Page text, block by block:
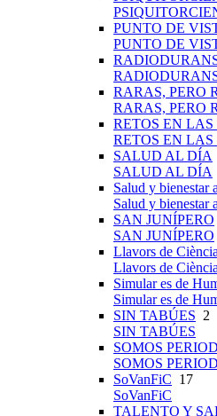
PUNTO DE
PUNTO DE
RARAS, PERO
RARAS, PERO
RETOS EN
RETOS EN
SALUD AL DÍA
SALUD AL DÍA
Salud y bienestar
Salud y bienestar
SAN JUNÍPERO
SAN JUNÍPERO
Llavors de
Llavors de
Simular es de
Simular es de
SIN TABÚES 2
SIN TABÚES
SOMOS
SOMOS
SoVanFiC 17
SoVanFiC
TALENTO Y